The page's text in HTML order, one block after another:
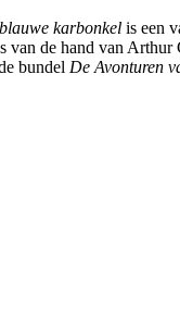
karbonkel is een
van de hand van
bundel De Avonturen